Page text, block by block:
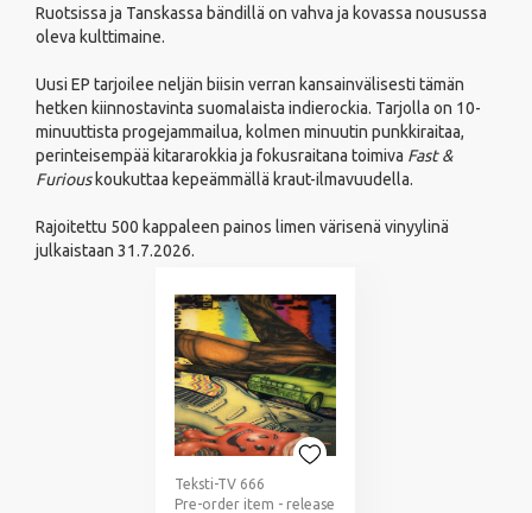
Ruotsissa ja Tanskassa bändillä on vahva ja kovassa nousussa
oleva kulttimaine.
Uusi EP tarjoilee neljän biisin verran kansainvälisesti tämän
hetken kiinnostavinta suomalaista indierockia. Tarjolla on 10-
minuuttista progejammailua, kolmen minuutin punkkiraitaa,
perinteisempää kitararokkia ja fokusraitana toimiva Fast &
Furiouskoukuttaa kepeämmällä kraut-ilmavuudella.
Rajoitettu 500 kappaleen painos limen värisenä vinyylinä
julkaistaan 31.7.2026.
Teksti-TV 666
Pre-order item - release